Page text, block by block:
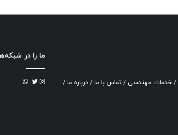
/ خدمات مهندسی/ تماس با ما/ درباره ما/
ما را در